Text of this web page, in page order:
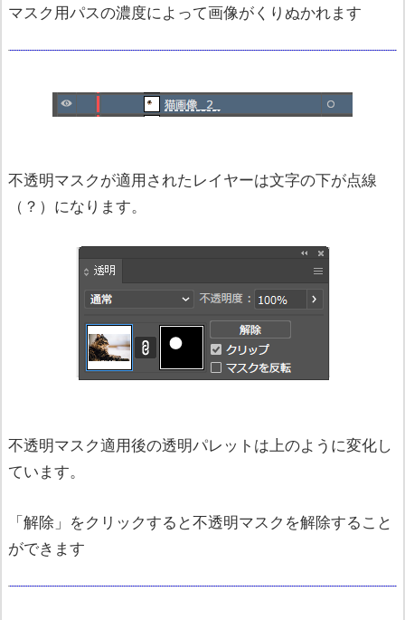
マスク用パスの濃度によって画像がくりぬかれます
不透明マスクが適用されたレイヤーは文字の下が点線
（？）になります。
不透明マスク適用後の透明パレットは上のように変化し
ています。
「解除」をクリックすると不透明マスクを解除すること
ができます